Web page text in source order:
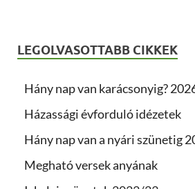
LEGOLVASOTTABB CIKKEK
Hány nap van karácsonyig?
Házassági évforduló idézetek
Hány nap van a nyári szünetig
Megható versek anyának